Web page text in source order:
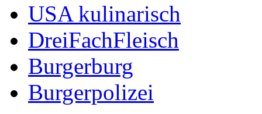
USA kulinarisch
DreiFachFleisch
Burgerburg
Burgerpolizei